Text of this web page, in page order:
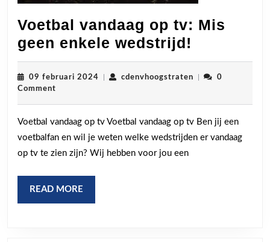
Voetbal vandaag op tv: Mis
geen enkele wedstrijd!
vandaag
op
Mis
geen
09 februari 2024 09
cdenvhoogstratencdenvhoogstraten
0
Comment
Voetbal vandaag op tv Voetbal vandaag op tv Ben jij een
voetbalfan en wil je weten welke wedstrijden er vandaag
op tv te zien zijn? Wij hebben voor jou een
READ MORE
MORE